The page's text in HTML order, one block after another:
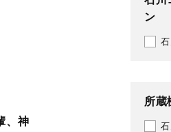
、神
ン
所蔵